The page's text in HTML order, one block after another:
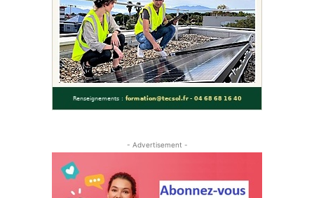
- Advertisement -